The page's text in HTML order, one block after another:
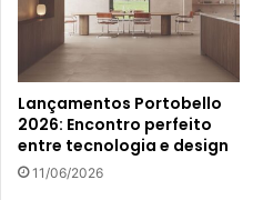
Lançamentos Portobello
2026: Encontro perfeito
entre tecnologia e design
11/06/2026